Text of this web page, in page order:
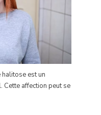
est un
Cette affection peut se